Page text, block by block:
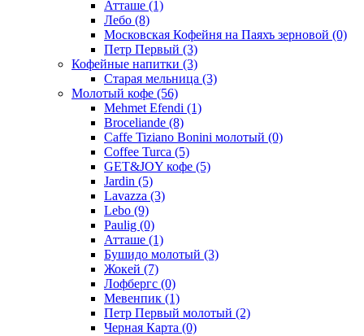
Атташе (1)
Лебо (8)
Московская Кофейня на Паяхъ зерновой (0)
Петр Первый (3)
Кофейные напитки (3)
Старая мельница (3)
Молотый кофе (56)
Mehmet Efendi (1)
Broceliande (8)
Caffe Tiziano Bonini молотый (0)
Coffee Turca (5)
GET&JOY кофе (5)
Jardin (5)
Lavazza (3)
Lebo (9)
Paulig (0)
Атташе (1)
Бушидо молотый (3)
Жокей (7)
Лофбергс (0)
Мевенпик (1)
Петр Первый молотый (2)
Черная Карта (0)